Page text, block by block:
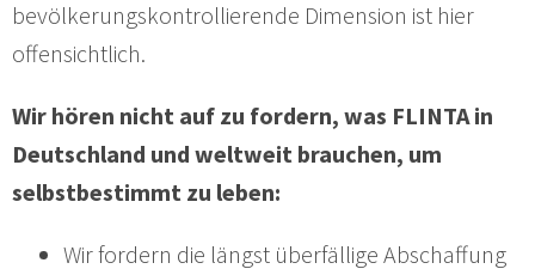
bevölkerungskontrollierende Dimension ist hier
offensichtlich.
Wir hören nicht auf zu fordern, was FLINTA in
Deutschland und weltweit brauchen, um
selbstbestimmt zu leben:
Wir fordern die längst überfällige Abschaffung